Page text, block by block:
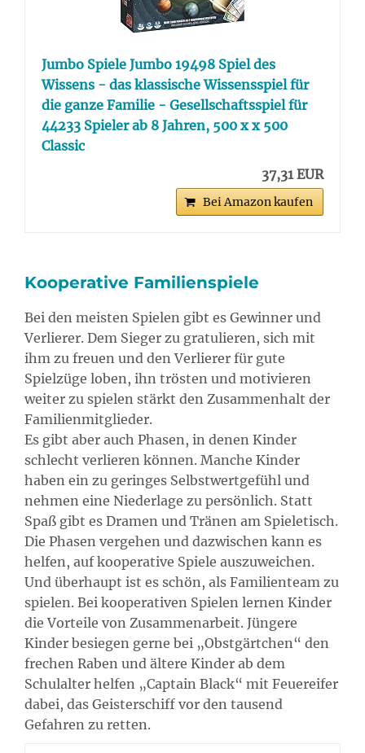
Jumbo Spiele Jumbo 19498 Spiel des
Wissens - das klassische Wissensspiel für
die ganze Familie - Gesellschaftsspiel für
44233 Spieler ab 8 Jahren, 500 x x 500
Classic
37,31 EUR
Bei Amazon kaufen
Kooperative Familienspiele
Bei den meisten Spielen gibt es Gewinner und
Verlierer. Dem Sieger zu gratulieren, sich mit
ihm zu freuen und den Verlierer für gute
Spielzüge loben, ihn trösten und motivieren
weiter zu spielen stärkt den Zusammenhalt der
Familienmitglieder.
Es gibt aber auch Phasen, in denen Kinder
schlecht verlieren können. Manche Kinder
haben ein zu geringes Selbstwertgefühl und
nehmen eine Niederlage zu persönlich. Statt
Spaß gibt es Dramen und Tränen am Spieletisch.
Die Phasen vergehen und dazwischen kann es
helfen, auf kooperative Spiele auszuweichen.
Und überhaupt ist es schön, als Familienteam zu
spielen. Bei kooperativen Spielen lernen Kinder
die Vorteile von Zusammenarbeit. Jüngere
Kinder besiegen gerne bei „Obstgärtchen“ den
frechen Raben und ältere Kinder ab dem
Schulalter helfen „Captain Black“ mit Feuereifer
dabei, das Geisterschiff vor den tausend
Gefahren zu retten.